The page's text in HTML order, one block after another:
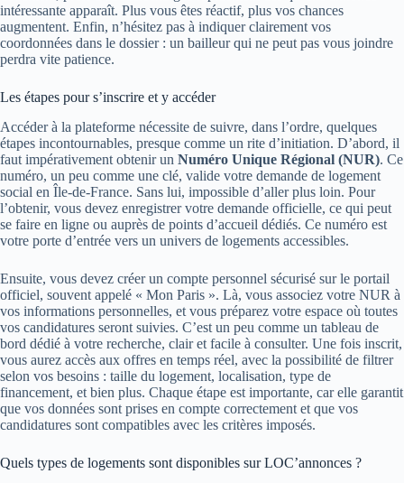
intéressante apparaît. Plus vous êtes réactif, plus vos chances
augmentent. Enfin, n’hésitez pas à indiquer clairement vos
coordonnées dans le dossier : un bailleur qui ne peut pas vous joindre
perdra vite patience.
Les étapes pour s’inscrire et y accéder
Accéder à la plateforme nécessite de suivre, dans l’ordre, quelques
étapes incontournables, presque comme un rite d’initiation. D’abord, il
faut impérativement obtenir un Numéro Unique Régional (NUR). Ce
numéro, un peu comme une clé, valide votre demande de logement
social en Île-de-France. Sans lui, impossible d’aller plus loin. Pour
l’obtenir, vous devez enregistrer votre demande officielle, ce qui peut
se faire en ligne ou auprès de points d’accueil dédiés. Ce numéro est
votre porte d’entrée vers un univers de logements accessibles.
Ensuite, vous devez créer un compte personnel sécurisé sur le portail
officiel, souvent appelé « Mon Paris ». Là, vous associez votre NUR à
vos informations personnelles, et vous préparez votre espace où toutes
vos candidatures seront suivies. C’est un peu comme un tableau de
bord dédié à votre recherche, clair et facile à consulter. Une fois inscrit,
vous aurez accès aux offres en temps réel, avec la possibilité de filtrer
selon vos besoins : taille du logement, localisation, type de
financement, et bien plus. Chaque étape est importante, car elle garantit
que vos données sont prises en compte correctement et que vos
candidatures sont compatibles avec les critères imposés.
Quels types de logements sont disponibles sur LOC’annonces ?